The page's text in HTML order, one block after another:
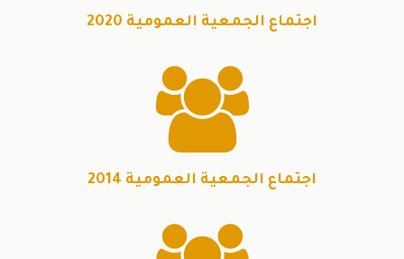
اجتماع الجمعية العمومية 2020

اجتماع الجمعية العمومية 2014